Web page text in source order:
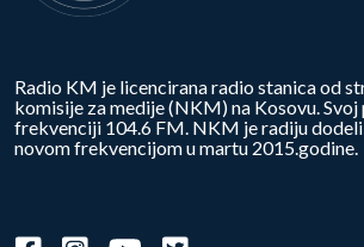
Radio KM je licencirana radio stanica od
komisije za medije (NKM) na Kosovu.
frekvenciji 104.6 FM. NKM je radiju
novom frekvencijom u martu 2015.godine.